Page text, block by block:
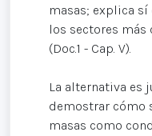
masas; explica sí
los sectores más
(Doc.1 - Cap. V).
La alternativa es
demostrar cómo
masas como